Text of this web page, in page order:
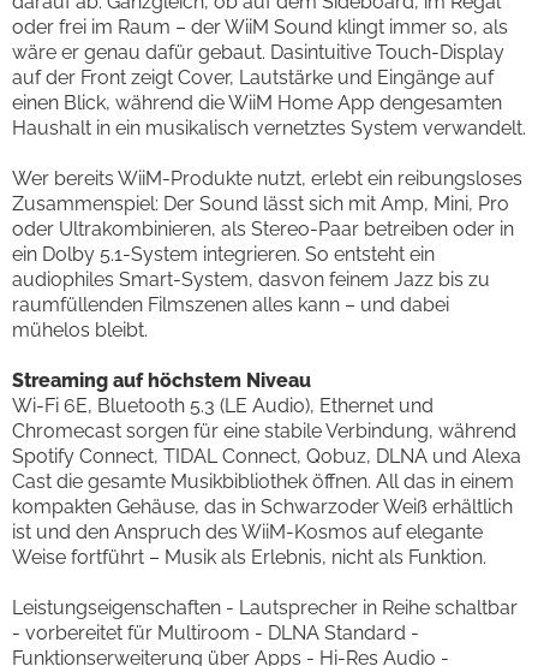
oder frei im Raum – der WiiM Sound klingt immer so, als
wäre er genau dafür gebaut. Dasintuitive Touch-Display
auf der Front zeigt Cover, Lautstärke und Eingänge auf
einen Blick, während die WiiM Home App dengesamten
Haushalt in ein musikalisch vernetztes System verwandelt.
Wer bereits WiiM-Produkte nutzt, erlebt ein reibungsloses
Zusammenspiel: Der Sound lässt sich mit Amp, Mini, Pro
oder Ultrakombinieren, als Stereo-Paar betreiben oder in
ein Dolby 5.1-System integrieren. So entsteht ein
audiophiles Smart-System, dasvon feinem Jazz bis zu
raumfüllenden Filmszenen alles kann – und dabei
mühelos bleibt.
Streaming auf höchstem Niveau
Wi-Fi 6E, Bluetooth 5.3 (LE Audio), Ethernet und
Chromecast sorgen für eine stabile Verbindung, während
Spotify Connect, TIDAL Connect, Qobuz, DLNA und Alexa
Cast die gesamte Musikbibliothek öffnen. All das in einem
kompakten Gehäuse, das in Schwarzoder Weiß erhältlich
ist und den Anspruch des WiiM-Kosmos auf elegante
Weise fortführt – Musik als Erlebnis, nicht als Funktion.
Leistungseigenschaften - Lautsprecher in Reihe schaltbar
- vorbereitet für Multiroom - DLNA Standard -
Funktionserweiterung über Apps - Hi-Res Audio -